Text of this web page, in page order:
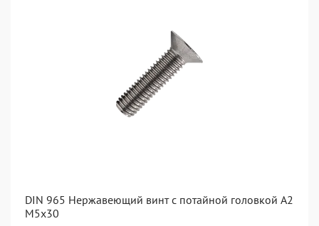
DIN 965 Нержавеющий винт с потайной головкой А2
М5x30